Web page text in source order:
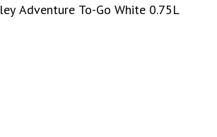
Adventure To-Go White 0.75L